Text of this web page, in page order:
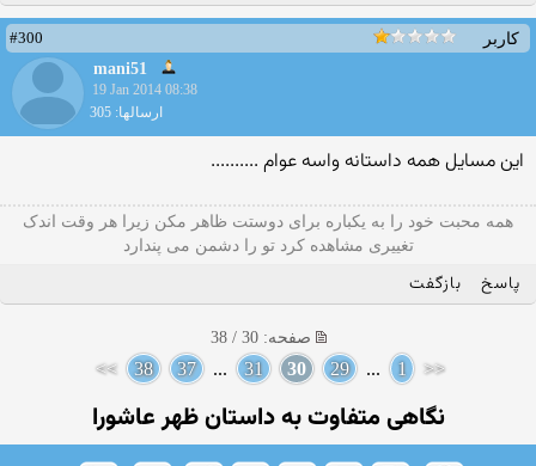
کاربر
#300
mani51
19 Jan 2014 08:38
ارسالها: 305
این مسایل همه داستانه واسه عوام ..........
همه محبت خود را به یکباره برای دوستت ظاهر مکن زیرا هر وقت اندک
تغییری مشاهده کرد تو را دشمن می پندارد
پاسخ بازگفت
صفحه: 30 / 38
<<
1
...
29
30
31
...
37
38
>>
نگاهی متفاوت به داستان ظهر عاشورا